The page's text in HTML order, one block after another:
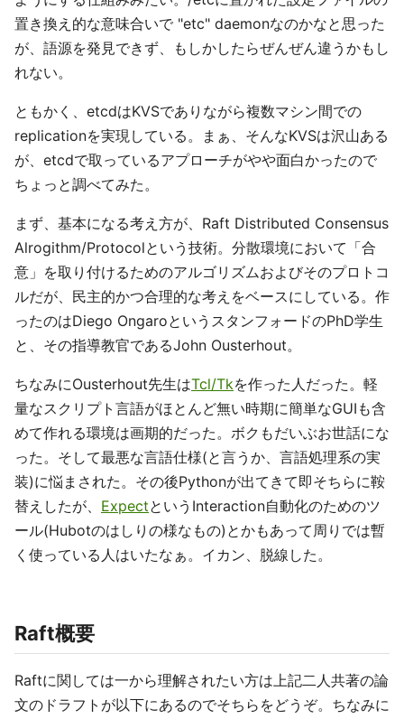
置き換え的な意味合いで "etc" daemonなのかなと思った
が、語源を発見できず、もしかしたらぜんぜん違うかもし
れない。
ともかく、etcdはKVSでありながら複数マシン間での
replicationを実現している。まぁ、そんなKVSは沢山ある
が、etcdで取っているアプローチがやや面白かったので
ちょっと調べてみた。
まず、基本になる考え方が、Raft Distributed Consensus
Alrogithm/Protocolという技術。分散環境において「合
意」を取り付けるためのアルゴリズムおよびそのプロトコ
ルだが、民主的かつ合理的な考えをベースにしている。作
ったのはDiego OngaroというスタンフォードのPhD学生
と、その指導教官であるJohn Ousterhout。
ちなみにOusterhout先生はTcl/Tkを作った人だった。軽
量なスクリプト言語がほとんど無い時期に簡単なGUIも含
めて作れる環境は画期的だった。ボクもだいぶお世話にな
った。そして最悪な言語仕様(と言うか、言語処理系の実
装)に悩まされた。その後Pythonが出てきて即そちらに鞍
替えしたが、 ExpectというInteraction自動化のためのツ
ール(Hubotのはしりの様なもの)とかもあって周りでは暫
く使っている人はいたなぁ。イカン、脱線した。
Raft概要
Raftに関しては一から理解されたい方は上記二人共著の論
文のドラフトが以下にあるのでそちらをどうぞ。ちなみに